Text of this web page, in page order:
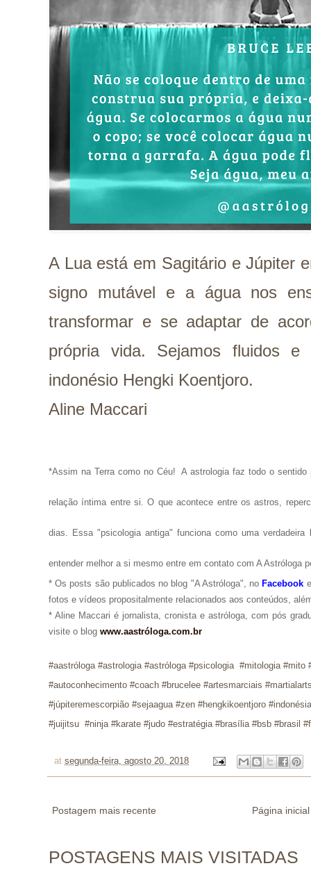
A Lua está em Sagitário e Júpiter
signo mutável e a água nos
transformar e se adaptar de
própria vida. Sejamos fluidos
indonésio Hengki Koentjoro.
Aline Maccari
*Assim na Terra como no Céu! A astrologia faz todo o
relação íntima entre si. O que acontece entre os astros,
dias. Essa "psicologia antiga" funciona como uma
entender melhor a si mesmo entre em contato com A Astróloga
* Os posts são publicados no blog "A Astróloga", no Facebook
fotos e vídeos propositalmente relacionados aos conteúdos,
* Aline Maccari é jornalista, cronista e astróloga, com pós
visite o blog www.aastróloga.com.br
#aastróloga #astrologia #astróloga #psicologia #mitologia
#autoconhecimento #coach #brucelee #artesmarciais
#júpiteremescorpião #sejaagua #zen #hengkikoentjoro
#juijitsu #ninja #karate #judo #estratégia #brasília #bsb #brasil
at segunda-feira, agosto 20, 2018
Postagem mais recente Página inicial
POSTAGENS MAIS VISITADAS